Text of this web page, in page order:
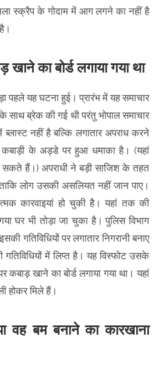
स्क्रैप के गोदाम में आग लगने का नहीं है
का बोर्ड लगाया गया था
पहले यह घटना हुई। प्रारंभ में यह समाचार
साथ ब्रेक की गई थी परंतु भोपाल समाचार
नहीं है बल्कि लगातार अपराध करने
कबाड़ी के अड्डे पर हुआ धमाका है। (यहां
सकते हैं।) अपराधी ने बड़ी साजिश के तहत
लोग उसकी असलियत नहीं जान पाए।
कारवाइयां हो चुकी है। यहां तक की
घर भी तोड़ा जा चुका है। पुलिस विभाग
गतिविधियों पर लगातार निगरानी बनाए
में लिप्त है। यह विस्फोट उसके
खाने का बोर्ड लगाया गया था। यहां
होकर मिले हैं।
वह बम बनाने का कारखाना